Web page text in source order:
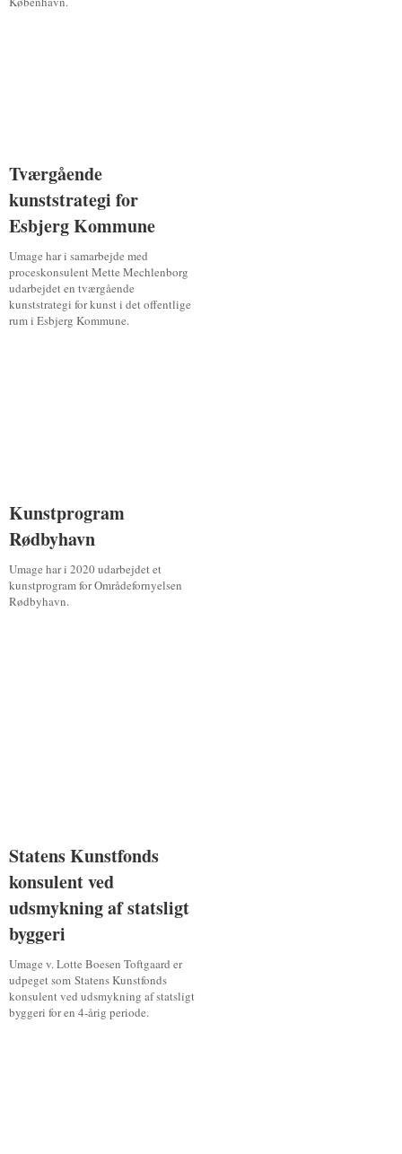
Tværgående
kunststrategi for
Esbjerg Kommune
Umage har i samarbejde med
proceskonsulent Mette Mechlenborg
udarbejdet en tværgående
kunststrategi for kunst i det offentlige
rum i Esbjerg Kommune.
Tværgående
kunststrategi for
Esbjerg Kommune
Kunstprogram
Rødbyhavn
Umage har i 2020 udarbejdet et
kunstprogram for Områdefornyelsen
Rødbyhavn.
Kunstprogram
Rødbyhavn
Statens Kunstfonds
konsulent ved
udsmykning af statsligt
byggeri
Umage v. Lotte Boesen Toftgaard er
udpeget som Statens Kunstfonds
konsulent ved udsmykning af statsligt
byggeri for en 4-årig periode.
Statens Kunstfonds
konsulent ved
udsmykning af statsligt
byggeri